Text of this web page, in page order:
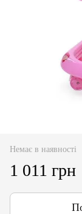
Немає в наявності
1 011 грн